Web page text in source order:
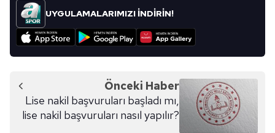
UYGULAMALARIMIZI İNDİRİN!
Önceki Haber
Lise nakil başvuruları başladı mı,
lise nakil başvuruları nasıl yapılır?